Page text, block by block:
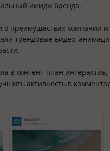
имидж бренда.
о преимуществах компании
трендовые видео,
в контент-план
активность в